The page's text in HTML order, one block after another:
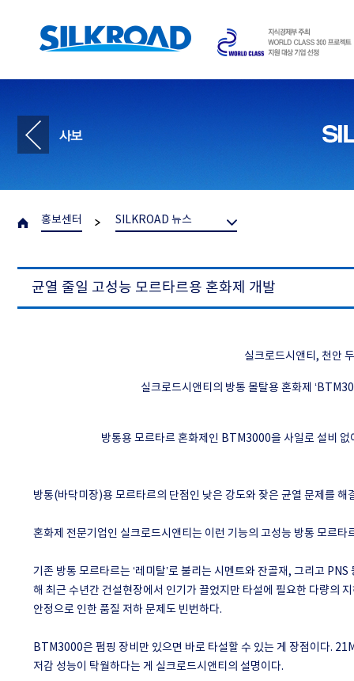
홍보센터 SILKROAD 뉴스
균열 줄일 고성능 모르타르용 혼화제 개발
실크로드시앤티, 천안
실크로드시앤티의 방통 몰탈용 혼화제
방통용 모르타르 혼화제인 BTM3000을 사일로 설비
방통(바닥미장)용 모르타르의 단점인 낮은 강도와 잦은 균열 문제를 해
혼화제 전문기업인 실크로드시앤티는 이런 기능의 고성능 방통 모르
기존 방통 모르타르는 ‘레미탈’로 불리는 시멘트와 잔골재, 그리고
해 최근 수년간 건설현장에서 인기가 끌었지만 타설에 필요한 다량의
안정으로 인한 품질 저하 문제도 빈번하다.
BTM3000은 펌핑 장비만 있으면 바로 타설할 수 있는 게 장점이다.
저감 성능이 탁월하다는 게 실크로드시앤티의 설명이다.